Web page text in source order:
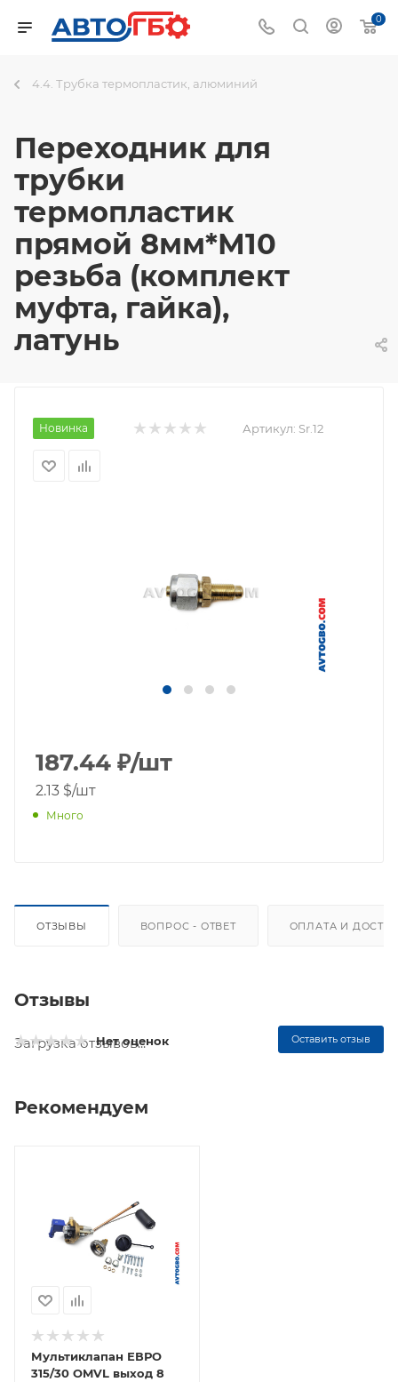
0
4.4. Трубка термопластик, алюминий
Переходник для
трубки
термопластик
прямой 8мм*М10
резьба (комплект
муфта, гайка),
латунь
Новинка Артикул: Sr.12
187.44 ₽/шт
2.13 $/шт
Много
ОТЗЫВЫ ВОПРОС - ОТВЕТ ОПЛАТА И
Отзывы
Нет оценок Оставить отзыв
Загрузка отзывов...
Рекомендуем
Мультиклапан ЕВРО
315/30 OMVL выход 8